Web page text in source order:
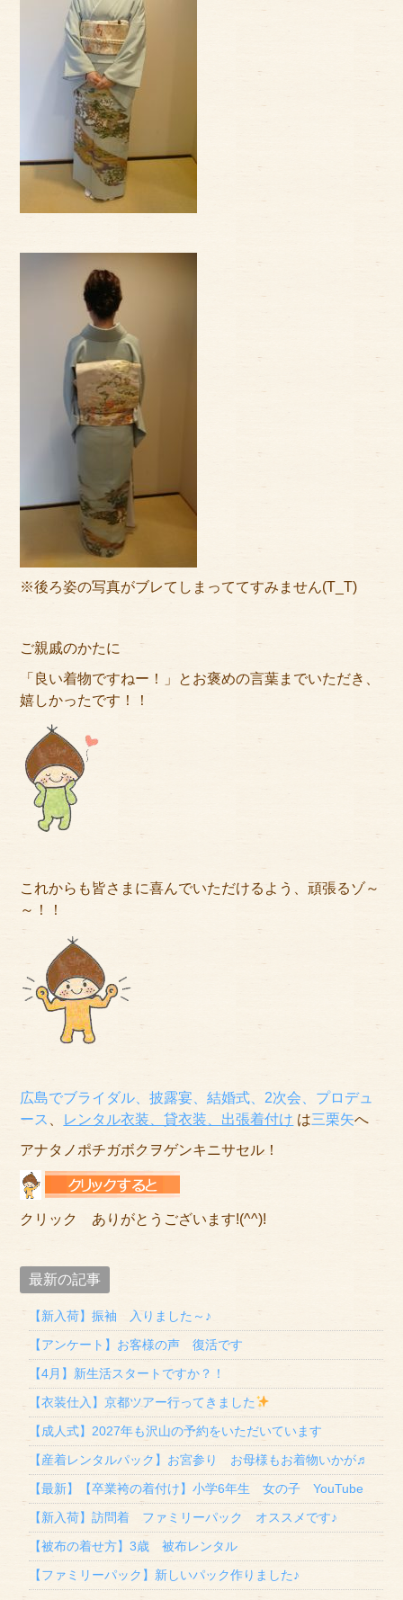
サイトマップ
※後ろ姿の写真がブレてしまっててすみません(T_T)
ご親戚のかたに
「良い着物ですねー！」とお褒めの言葉までいただき、
嬉しかったです！！
これからも皆さまに喜んでいただけるよう、頑張るゾ～
～！！
広島でブライダル、披露宴、結婚式、2次会、プロデュ
ース 、 レンタル衣装、貸衣装 、出張着付け は三栗矢へ
アナタノポチガボクヲゲンキニサセル！
クリック ありがとうございます!(^^)!
最新の記事
【新入荷】振袖 入りました～♪
【アンケート】お客様の声 復活です
【4月】新生活スタートですか？！
【衣装仕入】京都ツアー行ってきました
【成人式】2027年も沢山の予約をいただいています
【産着レンタルパック】お宮参り お母様もお着物いかが♬
【最新】【卒業袴の着付け】小学6年生 女の子 YouTube
【新入荷】訪問着 ファミリーパック オススメです♪
【被布の着せ方】3歳 被布レンタル
【ファミリーパック】新しいパック作りました♪